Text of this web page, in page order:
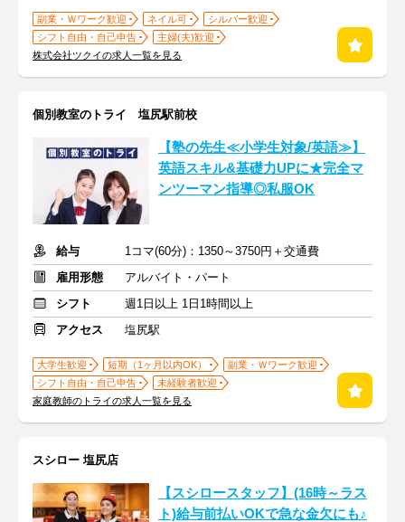
副業・Ｗワーク歓迎 ネイル可
シルバー歓迎
シフト自由・自己申告
主婦(夫)歓迎
株式会社ツクイの求人一覧を見る
個別教室のトライ 塩尻駅前校
【塾の先生≪小学生対象/英語≫】
英語スキル&基礎力UPに★完全マ
ンツーマン指導◎私服OK
給与
1コマ(60分)：1350～3750円＋交通費
雇用形態
アルバイト・パート
シフト
週1日以上 1日1時間以上
アクセス
塩尻駅
大学生歓迎 短期（1ヶ月以内OK）
副業・Ｗワーク歓迎
シフト自由・自己申告
未経験者歓迎
家庭教師のトライの求人一覧を見る
スシロー 塩尻店
【スシロースタッフ】(16時～ラス
ト)給与前払いOKで急な金欠にも♪